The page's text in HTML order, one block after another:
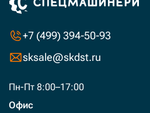
+7 (499) 394-50-93
sksale@skdst.ru
Пн-Пт 8:00–17:00
Офис